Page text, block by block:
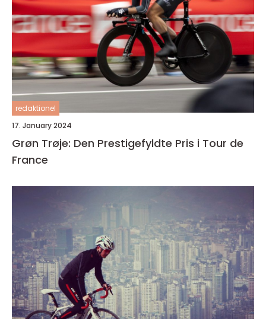
redaktionel
17. January 2024
Grøn Trøje: Den Prestigefyldte Pris i Tour de
France